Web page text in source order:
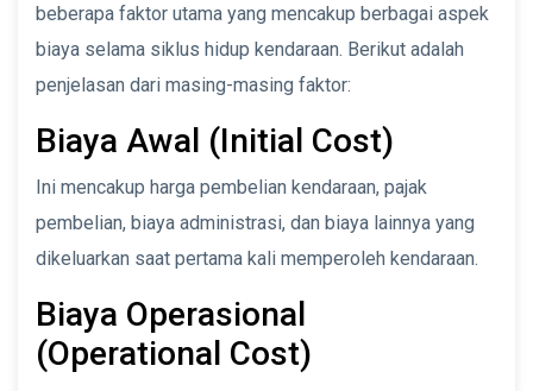
beberapa faktor utama yang mencakup berbagai aspek
biaya selama siklus hidup kendaraan. Berikut adalah
penjelasan dari masing-masing faktor:
Biaya Awal (Initial Cost)
Ini mencakup harga pembelian kendaraan, pajak
pembelian, biaya administrasi, dan biaya lainnya yang
dikeluarkan saat pertama kali memperoleh kendaraan.
Biaya Operasional
(Operational Cost)